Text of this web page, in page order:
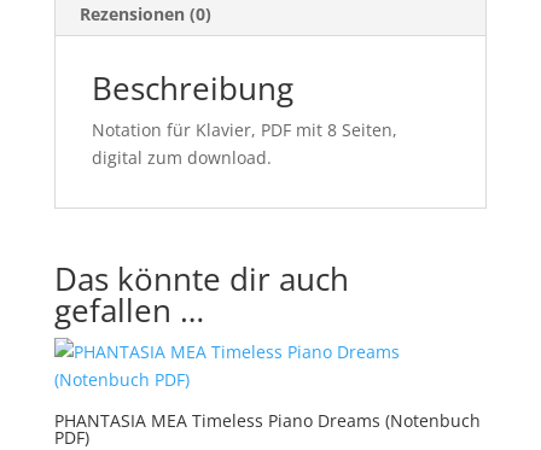
Rezensionen (0)
Beschreibung
Notation für Klavier, PDF mit 8 Seiten,
digital zum download.
Das könnte dir auch
gefallen …
PHANTASIA MEA Timeless Piano Dreams (Notenbuch
PDF)